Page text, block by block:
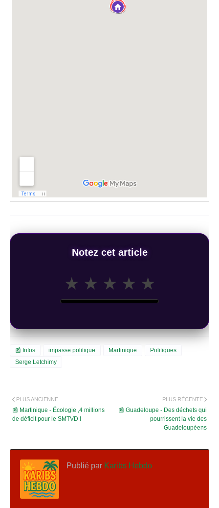
Notez cet article
★ ★ ★ ★ ★
📰 Infos impasse politique Martinique
Politiques
Serge Letchimy
PLUS RÉCENTE
📰 Guadeloupe - Des déchets qui
pourrissent la vie des
Guadeloupéens
PLUS ANCIENNE
📰 Martinique - Écologie ,4 millions
de déficit pour le SMTVD !
Publié par Karibs Hebdo